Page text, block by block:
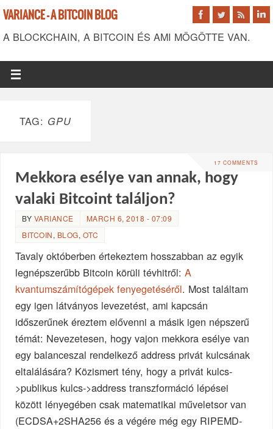
VARIANCE - A BITCOIN BLOG
A BLOCKCHAIN, A BITCOIN ÉS AMI MÖGÖTTE VAN.
TAG: GPU
17 COMMENTS
Mekkora esélye van annak, hogy
valaki Bitcoint találjon?
BY VARIANCE
MARCH 6, 2018 - 07:09
BITCOIN, BLOG, OTC
Tavaly októberben értekeztem hosszabban az egyik
legnépszerűbb Bitcoin körüli tévhitről:A
kvantumszámítógépek fenyegetéséről. Most találtam
egy igen látványos levezetést, ami kapcsán
időszerűnek éreztem elővenni a másik igen népszerű
témát: Nevezetesen, hogy vajon mekkora esélye van
egy balanceszal rendelkező address privát kulcsának
eltalálására? Közismert tény, hogy a privát kulcs-
>publikus kulcs->address transzformáció lépései
között lényegében csak matematikai műveletsor van
(ECDSA+2SHA256 és a végére még egy RIPEMD-